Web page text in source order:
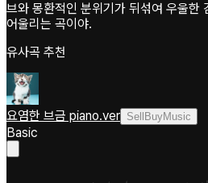
브와 몽환적인 분위기가 뒤섞여 우울한
어울리는 곡이야.
유사곡 추천
요염한 브금 piano.ver SellBuyMusic
Basic